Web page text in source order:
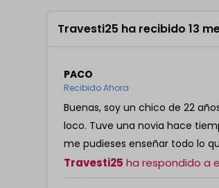
Travesti25 ha recibido 13
PACO
Recibido Ahora
Buenas, soy un chico de 22
loco. Tuve una novia hace
me pudieses enseñar todo lo
Travesti25 ha respondido a